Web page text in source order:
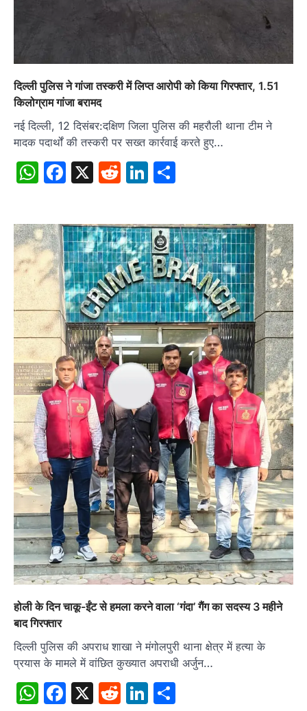
दिल्ली पुलिस ने गांजा तस्करी में लिप्त आरोपी को किया गिरफ्तार, 1.51
किलोग्राम गांजा बरामद
नई दिल्ली, 12 दिसंबर:दक्षिण जिला पुलिस की महरौली थाना टीम ने
मादक पदार्थों की तस्करी पर सख्त कार्रवाई करते हुए…
WhatsApp
Facebook
X RedditLinkedIn
होली के दिन चाकू-ईंट से हमला करने वाला ‘गंदा’ गैंग का सदस्य 3 महीने
बाद गिरफ्तार
दिल्ली पुलिस की अपराध शाखा ने मंगोलपुरी थाना क्षेत्र में हत्या के
प्रयास के मामले में वांछित कुख्यात अपराधी अर्जुन…
WhatsApp
Facebook
X RedditLinkedIn